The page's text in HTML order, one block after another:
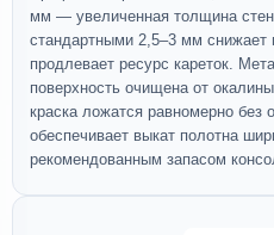
мм — увеличенная толщина
стандартными 2,5–3 мм снижает
продлевает ресурс кареток.
поверхность очищена от
краска ложатся равномерно без
обеспечивает выкат полотна
рекомендованным запасом